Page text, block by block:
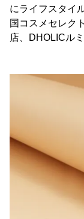
にライフスタイ
国コスメセレク
店、DHOLICル